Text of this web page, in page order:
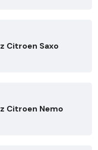
Citroen Saxo
Citroen Nemo